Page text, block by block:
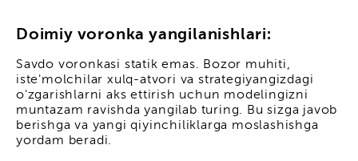
Doimiy voronka yangilanishlari:
Savdo voronkasi statik emas. Bozor muhiti,
iste'molchilar xulq-atvori va strategiyangizdagi
o'zgarishlarni aks ettirish uchun modelingizni
muntazam ravishda yangilab turing. Bu sizga javob
berishga va yangi qiyinchiliklarga moslashishga
yordam beradi.